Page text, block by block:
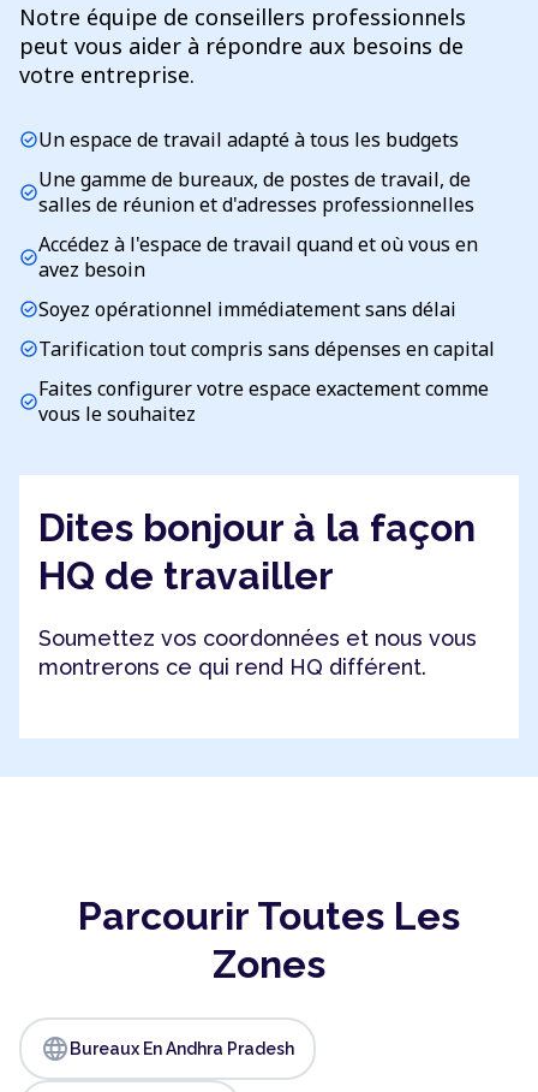
Notre équipe de conseillers professionnels
peut vous aider à répondre aux besoins de
votre entreprise.
check_circleUn espace de travail adapté à tous les budgets
check_circleUne gamme de bureaux, de postes de travail, de
salles de réunion et d'adresses professionnelles
check_circleAccédez à l'espace de travail quand et où vous en
avez besoin
check_circleSoyez opérationnel immédiatement sans délai
check_circleTarification tout compris sans dépenses en capital
check_circleFaites configurer votre espace exactement comme
vous le souhaitez
Dites bonjour à la façon
HQ de travailler
Soumettez vos coordonnées et nous vous
montrerons ce qui rend HQ différent.
Parcourir Toutes Les
Zones
language Bureaux En Andhra Pradesh